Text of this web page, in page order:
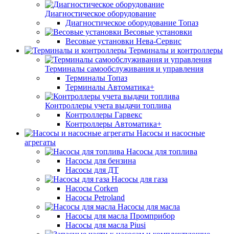
Диагностическое оборудование
Диагностическое оборудование Топаз
Весовые установки
Весовые установки Нева-Сервис
Терминалы и контроллеры
Терминалы самообслуживания и управления
Терминалы Топаз
Терминалы Автоматика+
Контроллеры учета выдачи топлива
Контроллеры Гарвекс
Контроллеры Автоматика+
Насосы и насосные
агрегаты
Насосы для топлива
Насосы для бензина
Насосы для ДТ
Насосы для газа
Насосы Corken
Насосы Petroland
Насосы для масла
Насосы для масла Промприбор
Насосы для масла Piusi